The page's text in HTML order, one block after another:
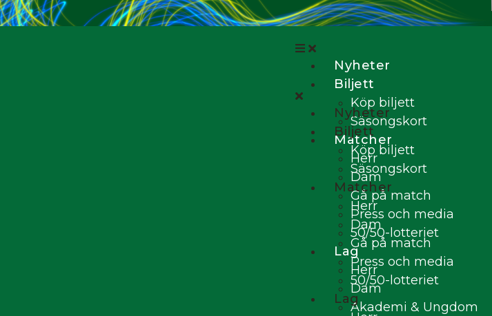
Nyheter
Biljett
Köp biljett
Säsongskort
Matcher
Herr
Dam
Gå på match
Press och media
50/50-lotteriet
Lag
Herr
Dam
Akademi & Ungdom
Nyheter
Biljett
Köp biljett
Säsongskort
Matcher
Herr
Dam
Gå på match
Press och media
50/50-lotteriet
Lag